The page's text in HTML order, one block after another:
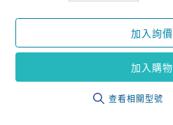
加入詢
加入購
查看相關型號